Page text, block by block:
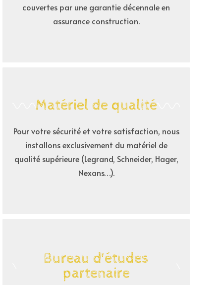
couvertes par une garantie décennale en
assurance construction.
Matériel de qualité
Pour votre sécurité et votre satisfaction, nous
installons exclusivement du matériel de
qualité supérieure (Legrand, Schneider, Hager,
Nexans…).
Bureau d'études
partenaire